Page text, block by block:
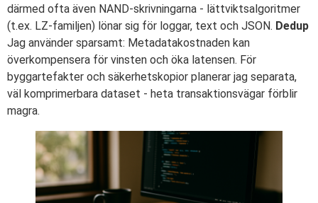
därmed ofta även NAND-skrivningarna - lättviktsalgoritmer
(t.ex. LZ-familjen) lönar sig för loggar, text och JSON. Dedup
Jag använder sparsamt: Metadatakostnaden kan
överkompensera för vinsten och öka latensen. För
byggartefakter och säkerhetskopior planerar jag separata,
väl komprimerbara dataset - heta transaktionsvägar förblir
magra.